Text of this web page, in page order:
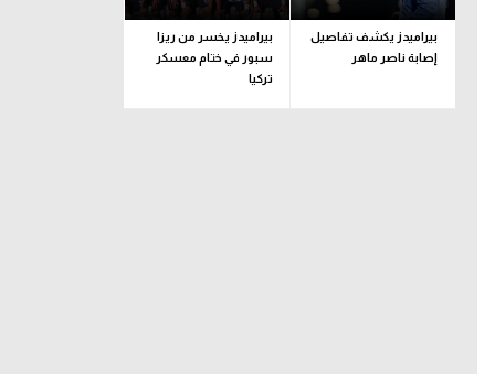
بيراميدز يكشف تفاصيل
إصابة ناصر ماهر
بيراميدز يخسر من ريزا
سبور في ختام معسكر
تركيا